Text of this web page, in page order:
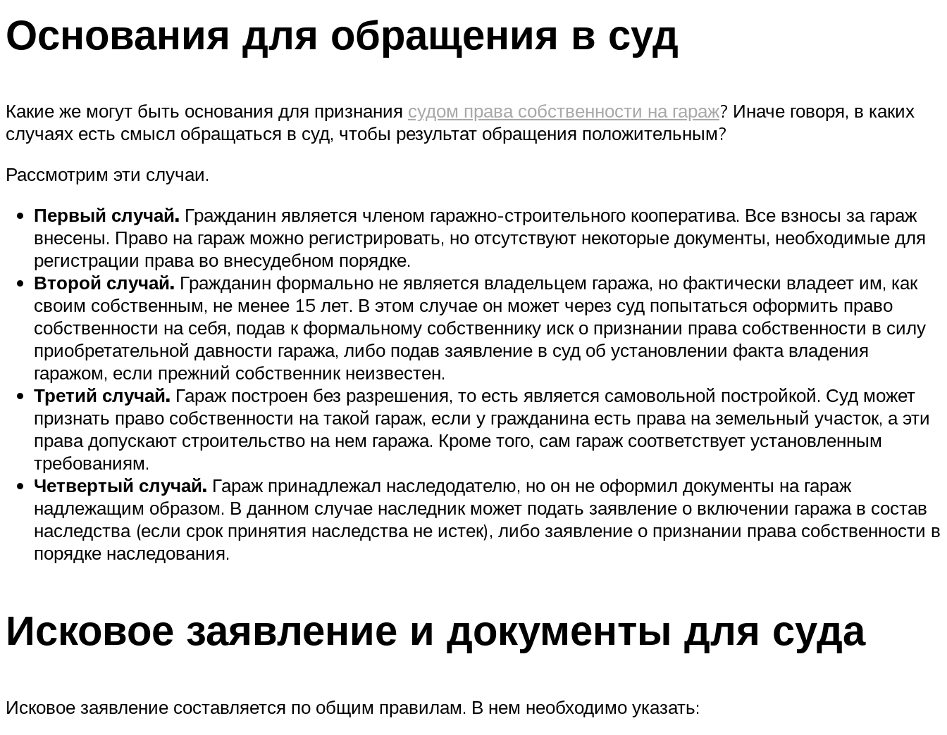
Основания для обращения в суд
Какие же могут быть основания для признания судом права собственности на гараж? Иначе говоря, в каких
случаях есть смысл обращаться в суд, чтобы результат обращения положительным?
Рассмотрим эти случаи.
Первый случай. Гражданин является членом гаражно-строительного кооператива. Все взносы за гараж
внесены. Право на гараж можно регистрировать, но отсутствуют некоторые документы, необходимые для
регистрации права во внесудебном порядке.
Второй случай. Гражданин формально не является владельцем гаража, но фактически владеет им, как
своим собственным, не менее 15 лет. В этом случае он может через суд попытаться оформить право
собственности на себя, подав к формальному собственнику иск о признании права собственности в силу
приобретательной давности гаража, либо подав заявление в суд об установлении факта владения
гаражом, если прежний собственник неизвестен.
Третий случай. Гараж построен без разрешения, то есть является самовольной постройкой. Суд может
признать право собственности на такой гараж, если у гражданина есть права на земельный участок, а эти
права допускают строительство на нем гаража. Кроме того, сам гараж соответствует установленным
требованиям.
Четвертый случай. Гараж принадлежал наследодателю, но он не оформил документы на гараж
надлежащим образом. В данном случае наследник может подать заявление о включении гаража в состав
наследства (если срок принятия наследства не истек), либо заявление о признании права собственности в
порядке наследования.
Исковое заявление и документы для суда
Исковое заявление составляется по общим правилам. В нем необходимо указать: